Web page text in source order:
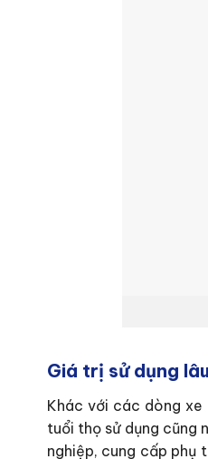
Giá trị sử dụng
Khác với các dòng xe
tuổi thọ sử dụng cũng
nghiệp, cung cấp phụ